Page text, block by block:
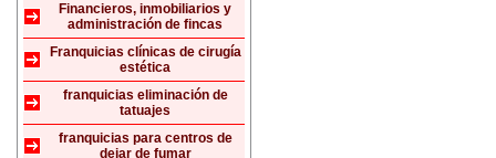
Financieros, inmobiliarios y
administración de fincas
Franquicias clínicas de cirugía
estética
franquicias eliminación de
tatuajes
franquicias para centros de
dejar de fumar